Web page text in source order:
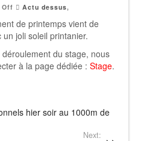
Off Actu dessus,
de printemps vient de
joli soleil printanier.
du stage, nous
à la page dédiée : Stage.
hier soir au 1000m de
Next: